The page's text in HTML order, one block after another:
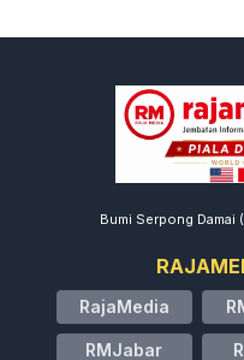
Bumi Serpong Damai
RajaMedia
RMJabar